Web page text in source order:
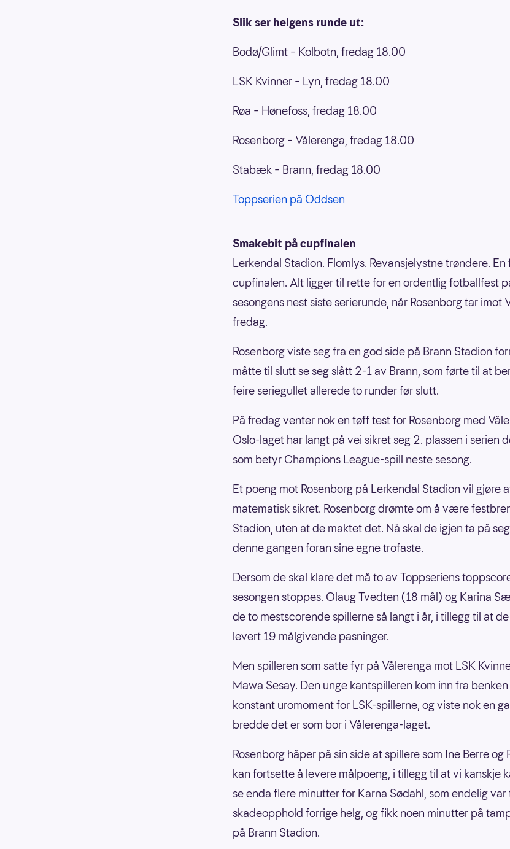
Slik ser helgens runde ut:
Bodø/Glimt – Kolbotn, fredag 18.00
LSK Kvinner – Lyn, fredag 18.00
Røa – Hønefoss, fredag 18.00
Rosenborg – Vålerenga, fredag 18.00
Stabæk – Brann, fredag 18.00
Toppserien på Oddsen
Smakebit på cupfinalen
Lerkendal Stadion. Flomlys. Revansjelystne trøndere. En
cupfinalen. Alt ligger til rette for en ordentlig fotballfest
sesongens nest siste serierunde, når Rosenborg tar imot
fredag.
Rosenborg viste seg fra en god side på Brann Stadion
måtte til slutt se seg slått 2-1 av Brann, som førte til at
feire seriegullet allerede to runder før slutt.
På fredag venter nok en tøff test for Rosenborg med
Oslo-laget har langt på vei sikret seg 2. plassen i serien
som betyr Champions League-spill neste sesong.
Et poeng mot Rosenborg på Lerkendal Stadion vil gjøre
matematisk sikret. Rosenborg drømte om å være
Stadion, uten at de maktet det. Nå skal de igjen ta på
denne gangen foran sine egne trofaste.
Dersom de skal klare det må to av Toppseriens
sesongen stoppes. Olaug Tvedten (18 mål) og Karina
de to mestscorende spillerne så langt i år, i tillegg til at
levert 19 målgivende pasninger.
Men spilleren som satte fyr på Vålerenga mot LSK
Mawa Sesay. Den unge kantspilleren kom inn fra
konstant uromoment for LSK-spillerne, og viste nok en
bredde det er som bor i Vålerenga-laget.
Rosenborg håper på sin side at spillere som Ine Berre og
kan fortsette å levere målpoeng, i tillegg til at vi kanskje
se enda flere minutter for Karna Sødahl, som endelig
skadeopphold forrige helg, og fikk noen minutter på
på Brann Stadion.